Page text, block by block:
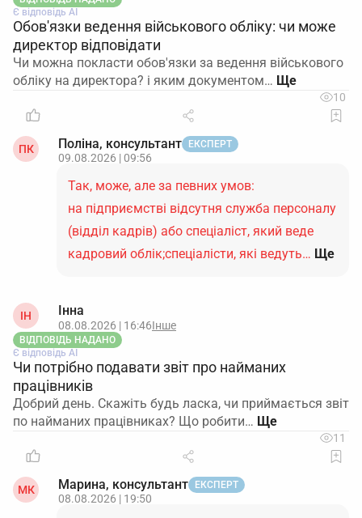
Є відповідь АІ
Обов'язки ведення військового обліку: чи може
директор відповідати
Чи можна покласти обов'язки за ведення військового
обліку на директора? і яким документом…
10
ПК Поліна, консультант ЕКСПЕРТ
09.08.2026 | 09:56
Так, може, але за певних умов:
на підприємстві відсутня служба персоналу
(відділ кадрів) або спеціаліст, який веде
кадровий облік;спеціалісти, які ведуть… Ще
ІН Інна
08.08.2026 | 16:46Інше
ВІДПОВІДЬ НАДАНО
Є відповідь АІ
Чи потрібно подавати звіт про найманих
працівників
Добрий день. Скажіть будь ласка, чи приймається звіт
по найманих працівниках? Що робити…
11
МК Марина, консультант ЕКСПЕРТ
08.08.2026 | 19:50